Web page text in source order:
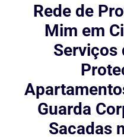
Rede de
Mim em
Serviços
Guarda
Sacadas